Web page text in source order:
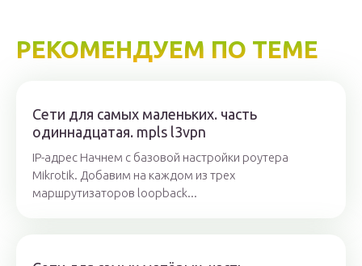
РЕКОМЕНДУЕМ ПО ТЕМЕ
Сети для самых маленьких. часть
одиннадцатая. mpls l3vpn
IP-адрес Начнем с базовой настройки роутера
Mikrotik. Добавим на каждом из трех
маршрутизаторов loopback...